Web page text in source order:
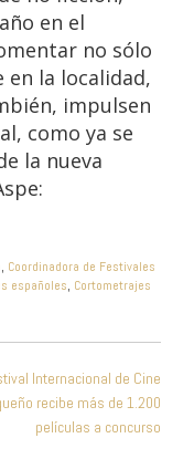
en el
no sólo
en la localidad,
impulsen
como ya se
la nueva
, Coordinadora de Festivales
españoles, Cortometrajes
Internacional de Cine
recibe más de 1.200
películas a concurso